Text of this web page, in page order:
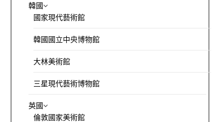
韓國
國家現代藝術館
韓國國立中央博物館
大林美術館
三星現代藝術博物館
英國
倫敦國家美術館